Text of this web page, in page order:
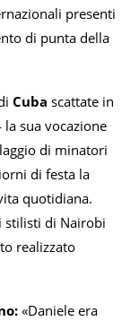
presenti
di punta della
Cuba scattate in
sua vocazione
di minatori
di festa la
quotidiana.
stilisti di Nairobi
realizzato
«Daniele era